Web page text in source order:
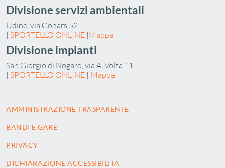
Divisione servizi ambientali
Udine, via Gonars 52
| SPORTELLO ONLINE |Mappa
Divisione impianti
San Giorgio di Nogaro, via A. Volta 11
| SPORTELLO ONLINE | Mappa
AMMINISTRAZIONE TRASPARENTE
BANDI E GARE
PRIVACY
DICHIARAZIONE ACCESSIBILITÀ